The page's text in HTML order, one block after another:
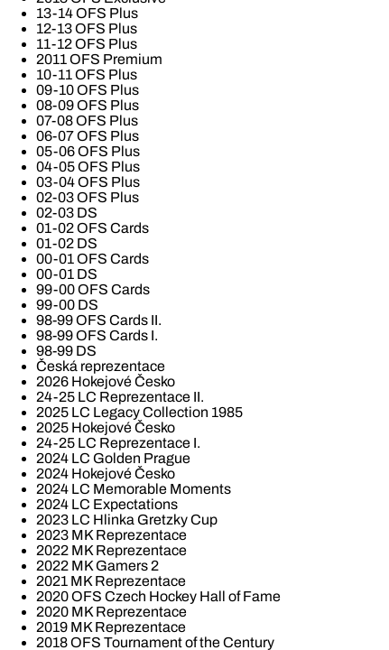
13-14 OFS Plus
12-13 OFS Plus
11-12 OFS Plus
2011 OFS Premium
10-11 OFS Plus
09-10 OFS Plus
08-09 OFS Plus
07-08 OFS Plus
06-07 OFS Plus
05-06 OFS Plus
04-05 OFS Plus
03-04 OFS Plus
02-03 OFS Plus
02-03 DS
01-02 OFS Cards
01-02 DS
00-01 OFS Cards
00-01 DS
99-00 OFS Cards
99-00 DS
98-99 OFS Cards II.
98-99 OFS Cards I.
98-99 DS
Česká reprezentace
2026 Hokejové Česko
24-25 LC Reprezentace II.
2025 LC Legacy Collection 1985
2025 Hokejové Česko
24-25 LC Reprezentace I.
2024 LC Golden Prague
2024 Hokejové Česko
2024 LC Memorable Moments
2024 LC Expectations
2023 LC Hlinka Gretzky Cup
2023 MK Reprezentace
2022 MK Reprezentace
2022 MK Gamers 2
2021 MK Reprezentace
2020 OFS Czech Hockey Hall of Fame
2020 MK Reprezentace
2019 MK Reprezentace
2018 OFS Tournament of the Century